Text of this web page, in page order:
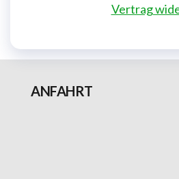
Vertrag
ANFAHRT